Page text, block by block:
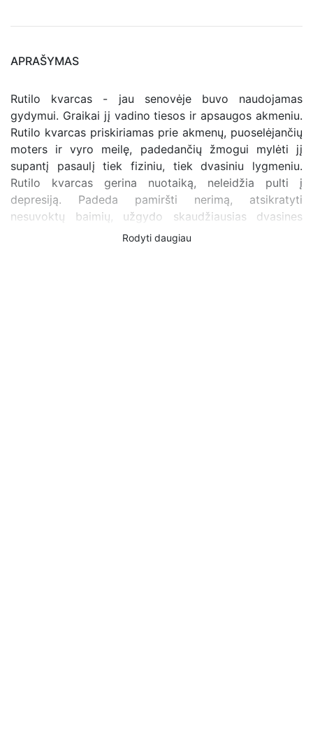
APRAŠYMAS
Rutilo kvarcas - jau senovėje buvo naudojamas
gydymui. Graikai jį vadino tiesos ir apsaugos akmeniu.
Rutilo kvarcas priskiriamas prie akmenų, puoselėjančių
moters ir vyro meilę, padedančių žmogui mylėti jį
supantį pasaulį tiek fiziniu, tiek dvasiniu lygmeniu.
Rutilo kvarcas gerina nuotaiką, neleidžia pulti į
depresiją. Padeda pamiršti nerimą, atsikratyti
nesuvoktų baimių, užgydo skaudžiausias dvasines
žaizdas. Tinkams sprendžiant šeimynines problemas.
Rodyti daugiau